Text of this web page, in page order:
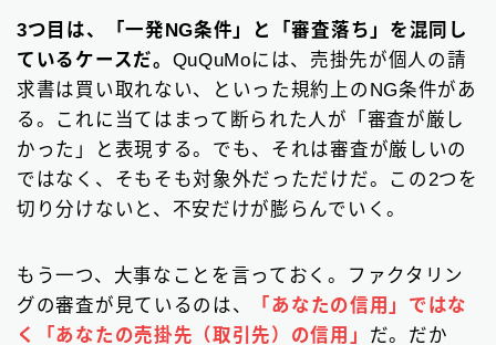
3つ目は、「一発NG条件」と「審査落ち」を混同し
ているケースだ。 QuQuMoには、売掛先が個人の請
求書は買い取れない、といった規約上のNG条件があ
る。これに当てはまって断られた人が「審査が厳し
かった」と表現する。でも、それは審査が厳しいの
ではなく、そもそも対象外だっただけだ。この2つを
切り分けないと、不安だけが膨らんでいく。
もう一つ、大事なことを言っておく。ファクタリン
グの審査が見ているのは、
「あなたの信用」ではな
く「あなたの売掛先（取引先）の信用」 だ。だか